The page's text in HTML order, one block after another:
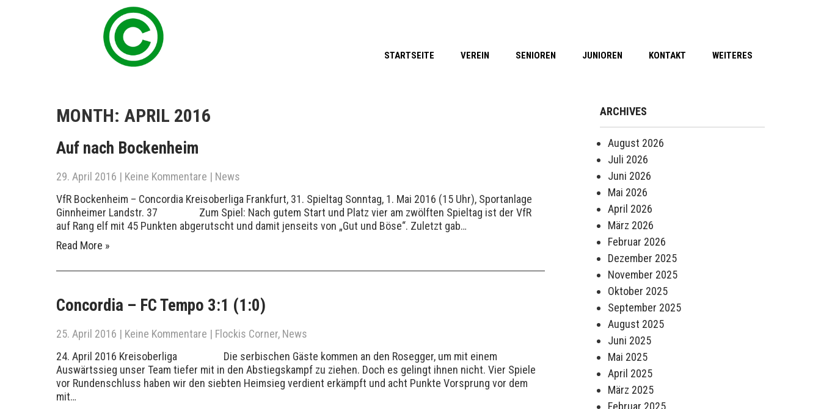
STARTSEITE VEREIN SENIOREN JUNIOREN KONTAKT WEITERES
MONTH: APRIL 2016
Auf nach Bockenheim
29. April 2016 | Keine Kommentare | News
VfR Bockenheim – Concordia Kreisoberliga Frankfurt, 31. Spieltag Sonntag, 1. Mai 2016 (15 Uhr), Sportanlage
Ginnheimer Landstr. 37 Zum Spiel: Nach gutem Start und Platz vier am zwölften Spieltag ist der VfR
auf Rang elf mit 45 Punkten abgerutscht und damit jenseits von „Gut und Böse“. Zuletzt gab…
Read More »
Concordia – FC Tempo 3:1 (1:0)
25. April 2016 | Keine Kommentare | Flockis Corner, News
24. April 2016 Kreisoberliga Die serbischen Gäste kommen an den Rosegger, um mit einem
Auswärtssieg unser Team tiefer mit in den Abstiegskampf zu ziehen. Doch es gelingt ihnen nicht. Vier Spiele
vor Rundenschluss haben wir den siebten Heimsieg verdient erkämpft und acht Punkte Vorsprung vor dem
mit…
ARCHIVES
August 2026
Juli 2026
Juni 2026
Mai 2026
April 2026
März 2026
Februar 2026
Dezember 2025
November 2025
Oktober 2025
September 2025
August 2025
Juni 2025
Mai 2025
April 2025
März 2025
Februar 2025